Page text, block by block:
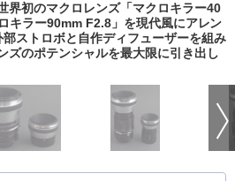
界初のマクロレンズ「マクロキラー40
キラー90mm F2.8」を現代風にアレン
ストロボと自作ディフューザーを組み
ズのポテンシャルを最大限に引き出し